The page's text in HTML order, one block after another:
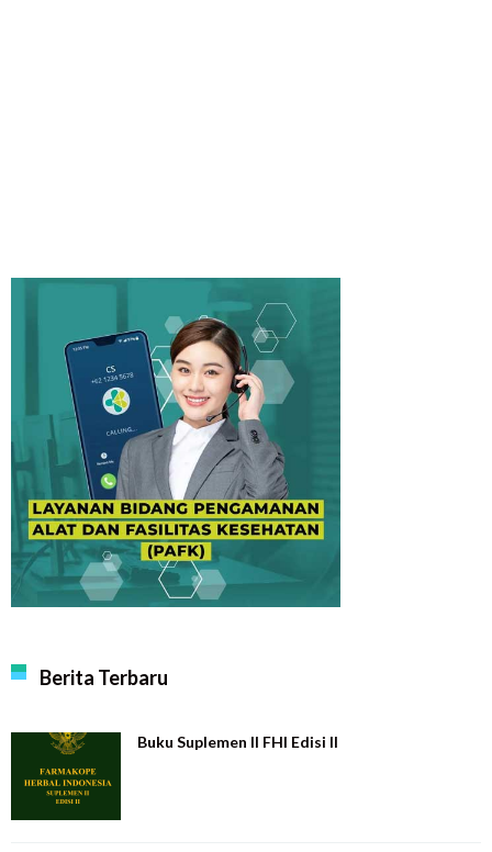
Berita Terbaru
Buku Suplemen II FHI Edisi II